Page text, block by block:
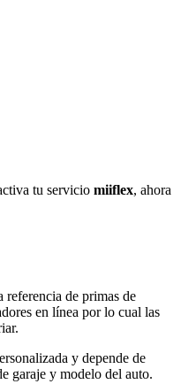
tu servicio miiflex, ahora
referencia de primas de
en línea por lo cual las
y depende de
garaje y modelo del auto.